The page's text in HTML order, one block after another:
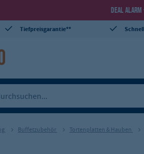
DEAL ALARM
Tiefpreisgarantie**
Buffetzubehör Tortenplatten & Hauben